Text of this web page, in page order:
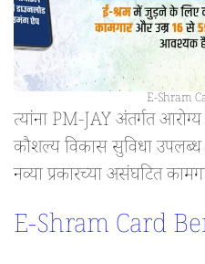
E-Shram
त्यांना PM-JAY अंतर्गत
कौशल्य विकास सुविधा
नव्या प्रकारच्या असंघटित
E-Shram Card